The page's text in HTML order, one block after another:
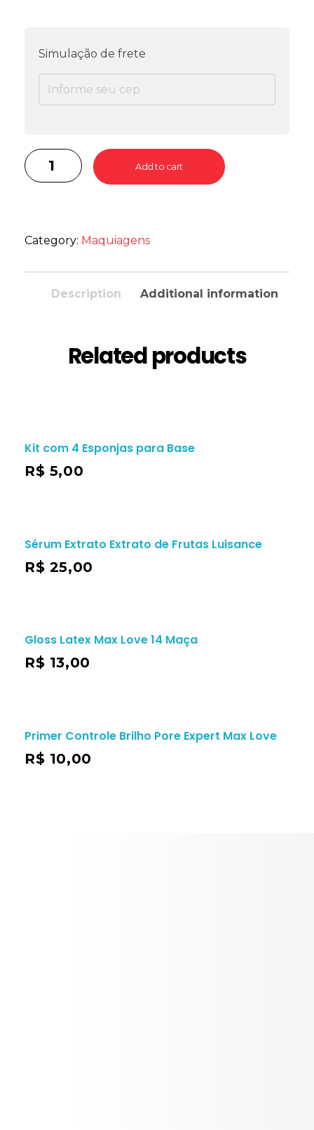
Simulação de frete
Add to cart
Category: Maquiagens
Description Additional information
Related products
Kit com 4 Esponjas para Base
R$ 5,00
Sérum Extrato Extrato de Frutas Luisance
R$ 25,00
Gloss Latex Max Love 14 Maça
R$ 13,00
Primer Controle Brilho Pore Expert Max Love
R$ 10,00